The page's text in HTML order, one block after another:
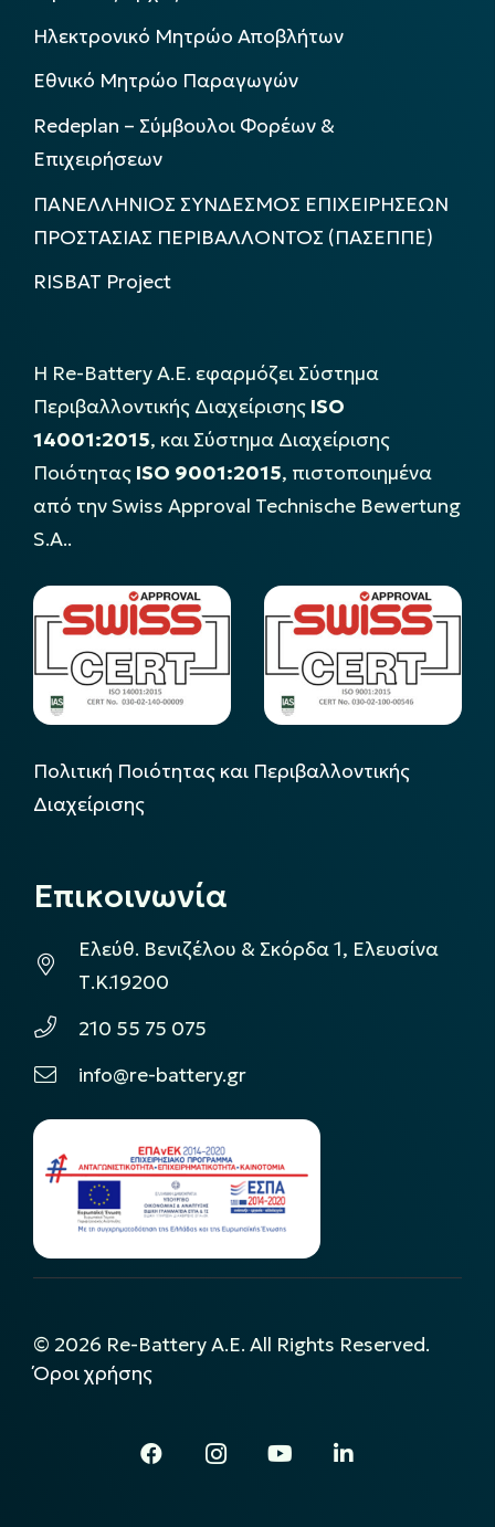
Ηλεκτρονικό Μητρώο Αποβλήτων
Εθνικό Μητρώο Παραγωγών
Redeplan – Σύμβουλοι Φορέων &
Επιχειρήσεων
ΠΑΝΕΛΛΗΝΙΟΣ ΣΥΝΔΕΣΜΟΣ ΕΠΙΧΕΙΡΗΣΕΩΝ
ΠΡΟΣΤΑΣΙΑΣ ΠΕΡΙΒΑΛΛΟΝΤΟΣ (ΠΑΣΕΠΠΕ)
RISBAT Project
Η Re-Battery Α.Ε. εφαρμόζει Σύστημα
Περιβαλλοντικής Διαχείρισης ISO
14001:2015, και Σύστημα Διαχείρισης
Ποιότητας ISO 9001:2015, πιστοποιημένα
από την Swiss Approval Technische Bewertung
S.A..
Πολιτική Ποιότητας και Περιβαλλοντικής
Διαχείρισης
Επικοινωνία
Ελεύθ. Βενιζέλου & Σκόρδα 1, Ελευσίνα
Τ.Κ.19200
210 55 75 075
info@re-battery.gr
© 2026 Re-Battery A.E. All Rights Reserved.
Όροι χρήσης